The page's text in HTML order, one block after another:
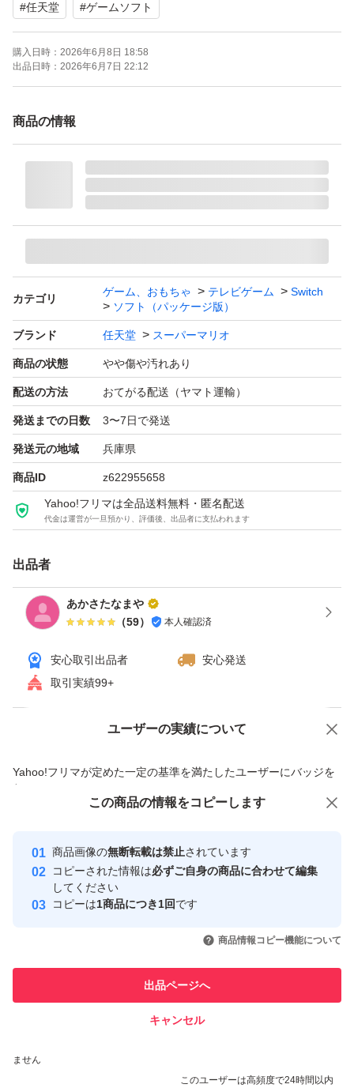
#任天堂 #ゲームソフト
購入日時： 2026年6月8日 18:58
出品日時： 2026年6月7日 22:12
商品の情報
カテゴリ
ゲーム、おもちゃ テレビゲーム
Switch
ソフト（パッケージ版）
ブランド 任天堂 スーパーマリオ
商品の状態 やや傷や汚れあり
配送の方法 おてがる配送（ヤマト運輸）
発送までの日数 3〜7日で発送
発送元の地域 兵庫県
商品ID z622955658
Yahoo!フリマは全品送料無料・匿名配送
代金は運営が一旦預かり、評価後、出品者に支払われます
出品者
あかさたなまや
（59） 本人確認済
安心取引出品者
安心発送
取引実績99+
ユーザーの実績について
Yahoo!フリマが定めた一定の基準を満たしたユーザーにバッジを
付与しています
安心取引出品者
心・安全なユーザーです
取引実績
引を完了させた実績があります
での取引実績があります
ません
このユーザーは高頻度で24時間以内
価格の相談 商品への質問
この商品の情報をコピーします
商品画像の無断転載は禁止されています
コピーされた情報は必ずご自身の商品に合わせて編集
してください
コピーは1商品につき1回です
商品情報コピー機能について
出品ページへ
キャンセル
この商品をみている人にオススメ